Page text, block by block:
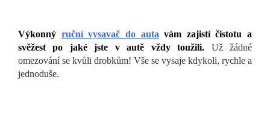
Výkonný ruční vysavač do auta vám zajistí čistotu a
svěžest po jaké jste v autě vždy toužili.
Už žádné
omezování se kvůli drobkům! Vše se vysaje kdykoli, rychle a
jednoduše.